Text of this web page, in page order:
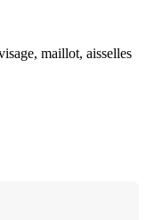
maillot, aisselles